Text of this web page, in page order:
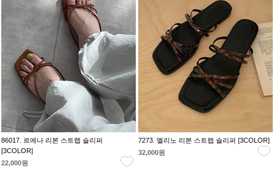
86017. 르에나 리본 스트랩 슬리퍼
[3COLOR]
22,000원
7273. 엘리노 리본 스트랩 슬리퍼 [3COLOR]
32,000원